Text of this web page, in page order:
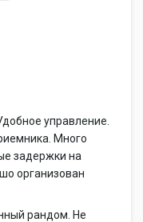
управление.
Много
задержки на
организован
рандом. Не